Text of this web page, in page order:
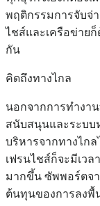
พฤติกรรมการจับจ่
ไชส์และเครือข่าย
กัน
คิดถึงทางไกล
นอกจากการทำงา
สนับสนุนและระบบ
บริหารจากทางไก
เฟรนไชส์ก็จะมีเว
มากขึ้น ซัพพอร์ตจา
ต้นทุนของการลงพื้